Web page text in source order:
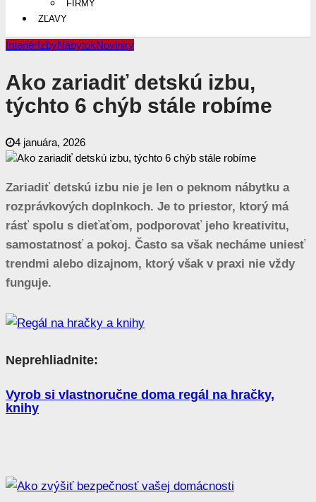
FIRMY
ZĽAVY
InteriérIzbyNábytokNovinky
Ako zariadiť detskú izbu,
týchto 6 chýb stále robíme
4 januára, 2026
Zariadiť detskú izbu nie je len o peknom nábytku a
rozprávkových doplnkoch. Je to priestor, ktorý má
rásť spolu s dieťaťom, podporovať jeho kreativitu,
samostatnosť a pokoj. Často sa však necháme uniesť
trendmi alebo dizajnom, ktorý však v praxi nie vždy
funguje.
Neprehliadnite:
Vyrob si vlastnoručne doma regál na hračky,
knihy